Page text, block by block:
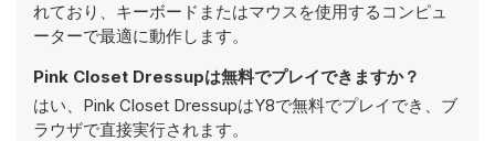
れており、キーボードまたはマウスを使用するコンピュ
ーターで最適に動作します。
Pink Closet Dressupは無料でプレイできますか？
はい、Pink Closet DressupはY8で無料でプレイでき、ブ
ラウザで直接実行されます。